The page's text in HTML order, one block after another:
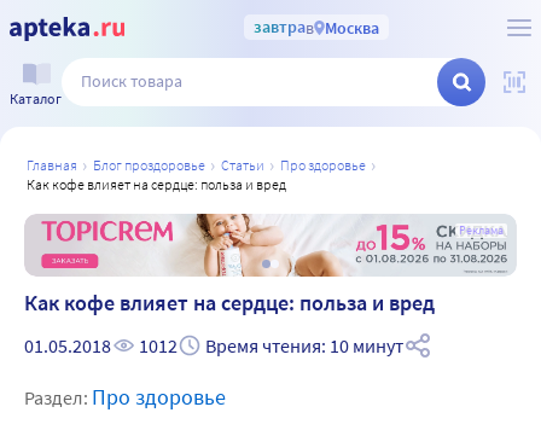
завтрав Москва
Каталог
главная блог проздоровье статьи
про здоровье
как кофе влияет на сердце: польза и вред
Реклама
Как кофе влияет на сердце: польза и вред
01.05.2018 1012 Время чтения: 10 минут
Раздел: Про здоровье